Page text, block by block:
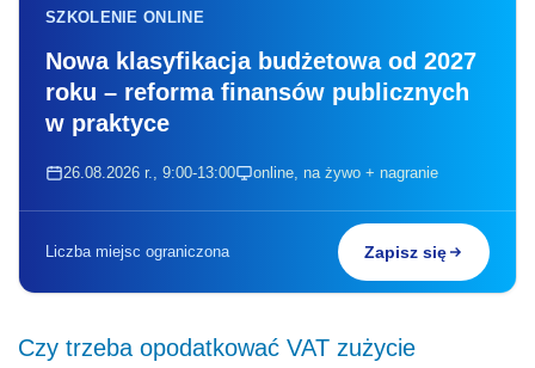
SZKOLENIE ONLINE
Nowa klasyfikacja budżetowa od 2027
roku – reforma finansów publicznych
w praktyce
26.08.2026 r., 9:00-13:00 online, na żywo + nagranie
Liczba miejsc ograniczona Zapisz się
Czy trzeba opodatkować VAT zużycie